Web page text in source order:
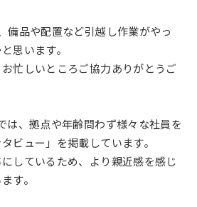
備品や配置など引越し作業がやっ
思います。
忙しいところご協力ありがとうご
は、拠点や年齢問わず様々な社員を
ビュー」を掲載しています。
しているため、より親近感を感じ
す。